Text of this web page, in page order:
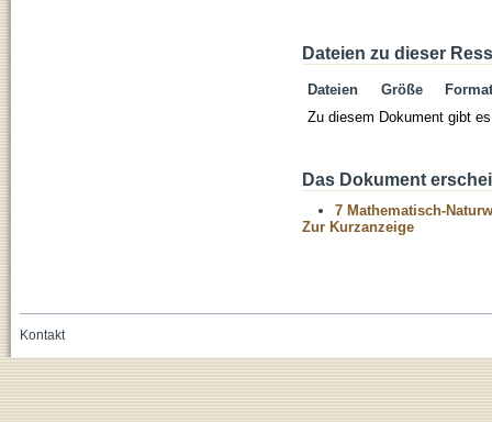
Dateien zu dieser
Dateien Größe
Format
Zu diesem Dokument gibt
Das Dokument
7 Mathematisch-
Zur Kurzanzeige
Kontakt